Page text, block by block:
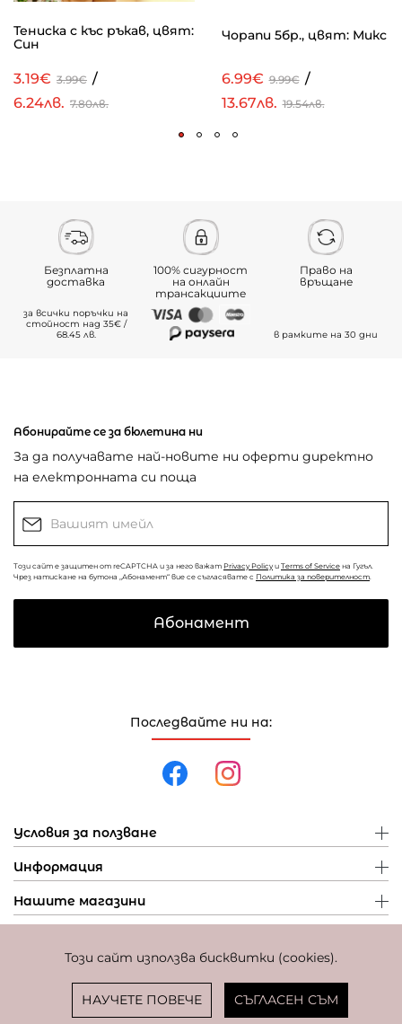
Този сайт използва бисквитки (cookies).
НАУЧЕТЕ ПОВЕЧЕ СЪГЛАСЕН СЪМ
Тениска с къс ръкав, цвят:
Син
3.19€ 3.99€ /
6.24лв. 7.80лв.
Чорапи 5бр., цвят: Микс
6.99€ 9.99€ /
13.67лв. 19.54лв.
Безплатна
доставка
за всички поръчки на
стойност над 35€ /
68.45 лв.
100% сигурност
на онлайн
трансакциите
Право на
връщане
в рамките на 30 дни
Последвайте ни на:
Условия за ползване
Информация
Нашите магазини
Абонирайте се за бюлетина ни
За да получавате най-новите ни оферти директно
на електронната си поща
Този сайт е защитен от reCAPTCHA и за него важат Privacy Policy и Terms of Service на Гугъл.
Чрез натискане на бутона „Абонамент“ вие се съгласявате с Политика за поверителност
Абонамент
Фиксиран курс за превалутиране: 1 EUR = 1,95583 BGN